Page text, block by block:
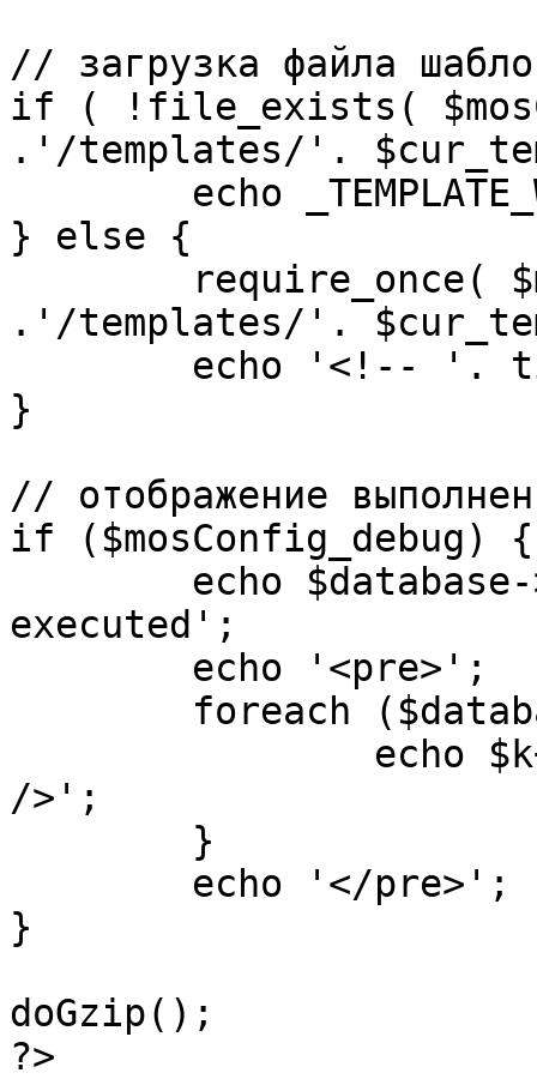
// загрузка файла
if ( !file_exists(
.'/templates/'.
} else {
.'/templates/'.
}
// отображение
if ($mosConfig_debug) {
executed';
/>';
}
doGzip();
?>